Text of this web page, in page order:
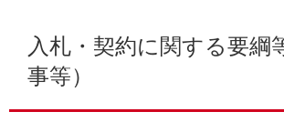
入札・契約に関する要綱
事等）